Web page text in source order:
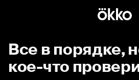
Все в порядке,
кое-что